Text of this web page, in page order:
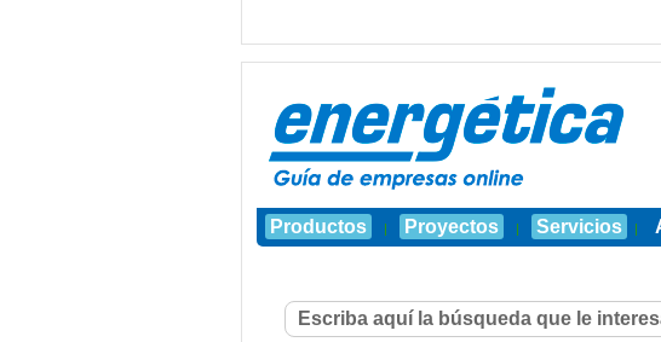
Productos | Proyectos | Servicios |